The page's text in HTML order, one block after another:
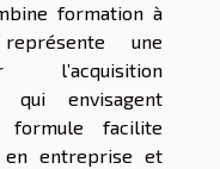
formation à
une
l’acquisition
qui envisagent
formule facilite
en entreprise et